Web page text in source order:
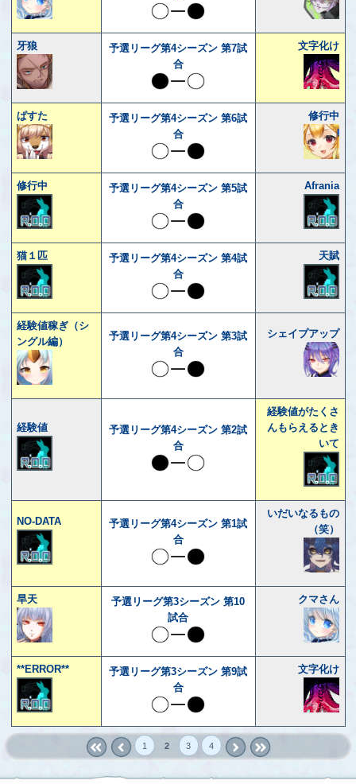
牙狼
予選リーグ第4シーズン 第7試
合
文字化け
ぱすた
予選リーグ第4シーズン 第6試
合
修行中
修行中
予選リーグ第4シーズン 第5試
合
Afrania
猫１匹
予選リーグ第4シーズン 第4試
合
天賦
経験値稼ぎ（シ
ングル編）
予選リーグ第4シーズン 第3試
合
シェイプアップ
経験値
予選リーグ第4シーズン 第2試
合
経験値がたくさ
んもらえるとき
いて
NO-DATA
予選リーグ第4シーズン 第1試
合
いだいなるもの
（笑）
旱天
予選リーグ第3シーズン 第10
試合
クマさん
**ERROR**
予選リーグ第3シーズン 第9試
合
文字化け
1 2 3 4